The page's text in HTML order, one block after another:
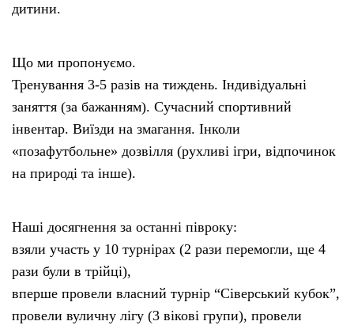
дитини.
Що ми пропонуємо.
Тренування 3-5 разів на тиждень. Індивідуальні
заняття (за бажанням). Сучасний спортивний
інвентар. Виїзди на змагання. Інколи
«позафутбольне» дозвілля (рухливі ігри, відпочинок
на природі та інше).
Наші досягнення за останні півроку:
взяли участь у 10 турнірах (2 рази перемогли, ще 4
рази були в трійці),
вперше провели власний турнір “Сіверський кубок”,
провели вуличну лігу (3 вікові групи), провели